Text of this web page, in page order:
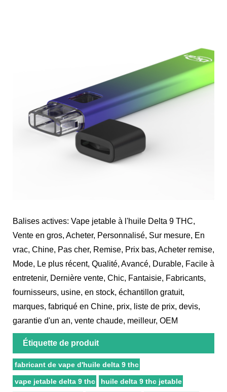
Balises actives: Vape jetable à l'huile Delta 9 THC,
Vente en gros, Acheter, Personnalisé, Sur mesure, En
vrac, Chine, Pas cher, Remise, Prix bas, Acheter remise,
Mode, Le plus récent, Qualité, Avancé, Durable, Facile à
entretenir, Dernière vente, Chic, Fantaisie, Fabricants,
fournisseurs, usine, en stock, échantillon gratuit,
marques, fabriqué en Chine, prix, liste de prix, devis,
garantie d'un an, vente chaude, meilleur, OEM
Étiquette de produit
fabricant de vape d'huile delta 9 thc
vape jetable delta 9 thc huile delta 9 thc jetable